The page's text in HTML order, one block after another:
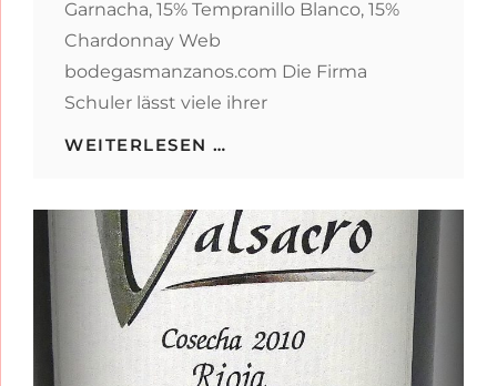
Garnacha, 15% Tempranillo Blanco, 15%
Chardonnay Web
bodegasmanzanos.com Die Firma
Schuler lässt viele ihrer
WEITERLESEN …
BARRICA